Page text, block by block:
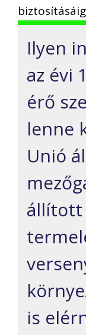
Ilyen
az évi
érő
lenne
Unió
állított
is